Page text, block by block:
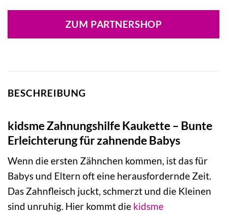
war:
6,99 €
ist:
6,43 €.
ZUM PARTNERSHOP
BESCHREIBUNG
kidsme Zahnungshilfe Kaukette – Bunte
Erleichterung für zahnende Babys
Wenn die ersten Zähnchen kommen, ist das für
Babys und Eltern oft eine herausfordernde Zeit.
Das Zahnfleisch juckt, schmerzt und die Kleinen
sind unruhig. Hier kommt die kidsme